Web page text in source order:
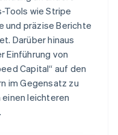
wie Stripe
und präzise Berichte
Darüber hinaus
Einführung von
Capital“ auf den
im Gegensatz zu
leichteren